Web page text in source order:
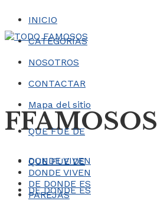
INICIO
CATEGORÍAS
NOSOTROS
CONTACTAR
Mapa del sitio
FFAMOSOS
QUE FUE DE
DONDE VIVEN
DE DONDE ES
QUE FUE DE
DONDE VIVEN
DE DONDE ES
PAREJAS